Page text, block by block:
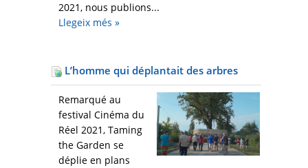
2021, nous publions...
Llegeix més »
L’homme qui déplantait des arbres
Remarqué au
festival Cinéma du
Réel 2021, Taming
the Garden se
déplie en plans